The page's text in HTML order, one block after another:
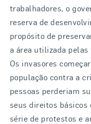
trabalhadores, o
reserva de
propósito de
a área utilizada
Os invasores
população contra a
pessoas perderiam
seus direitos básicos
série de protestos e